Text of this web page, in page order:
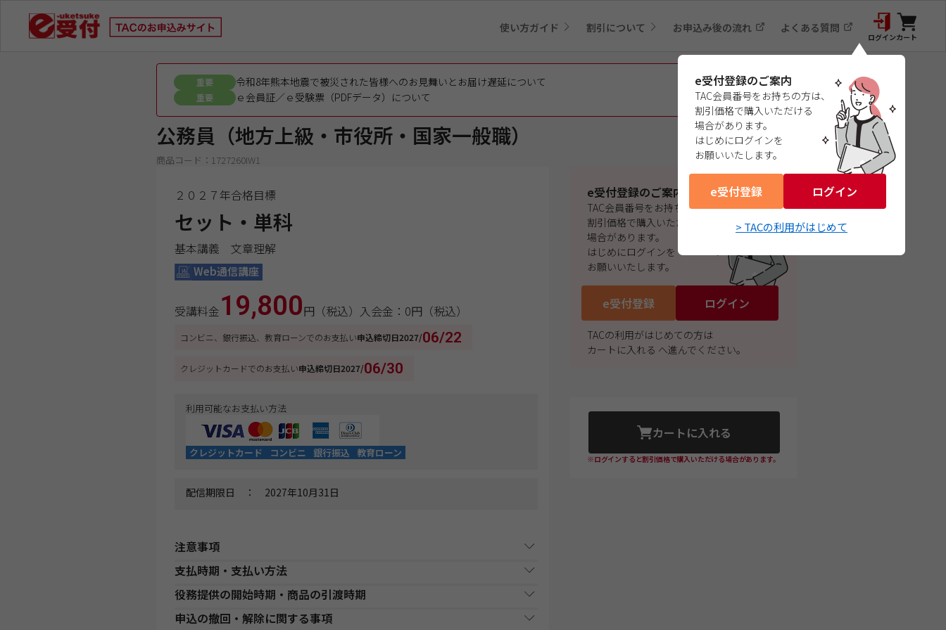
使い方ガイド 割引について お申込み後の流れ よくある質問
ログイン
e受付登録のご案内
TAC会員番号をお持ちの方は、
割引価格で購入いただける
場合があります。
はじめにログインを
お願いいたします。
e受付登録 ログイン
> TACの利用がはじめて
カート
重要 令和8年熊本地震で被災された皆様へのお見舞いとお届け遅延について
重要 ｅ会員証／ｅ受験票（PDFデータ）について
公務員（地方上級・市役所・国家一般職）
商品コード：1727260IW1
２０２７年合格目標
セット・単科
基本講義 文章理解
Web通信講座
受講料金19,800円（税込） 入会金：0円（税込）
コンビニ、銀行振込、教育ローンでのお支払い申込締切日2027/06/22
クレジットカードでのお支払い申込締切日2027/06/30
利用可能なお支払い方法
クレジットカード コンビニ 銀行振込 教育ローン
配信期限日 ： 2027年10月31日
注意事項
Web通信講座お申込み上の注意事項
・お申し込み手続き完了日後、原則1週間以内（日曜・祝祭日等を除く）に、経過
分の教材を発送いたします。また、各商品ページにてご案内しております「教材
発送開始日」より、１週間以上前にお申込みが完了している場合は、教材発送開
支払時期・支払い方法
決済方法 支払い時期
銀行、又はゆうちょATMでの入金後
役務提供の開始時期・商品の引渡時期
●講座開始日前の申込
申込の撤回・解除に関する事項
e受付登録のご案内
TAC会員番号をお持ちの方は、
割引価格で購入いただける
場合があります。
はじめにログインを
お願いいたします。
e受付登録 ログイン
TACの利用がはじめての方は
カートに入れる へ進んでください。
カートに入れる
※ログインすると割引価格で購入いただける場合があります。